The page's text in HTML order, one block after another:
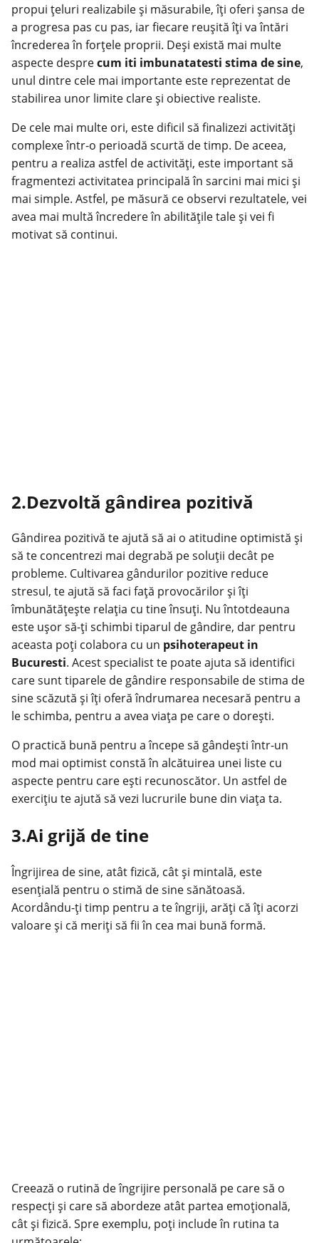
propui țeluri realizabile și măsurabile, îți oferi șansa de
a progresa pas cu pas, iar fiecare reușită îți va întări
încrederea în forțele proprii. Deși există mai multe
aspecte desprecum iti imbunatatesti stima de sine,
unul dintre cele mai importante este reprezentat de
stabilirea unor limite clare și obiective realiste.
De cele mai multe ori, este dificil să finalizezi activități
complexe într-o perioadă scurtă de timp. De aceea,
pentru a realiza astfel de activități, este important să
fragmentezi activitatea principală în sarcini mai mici și
mai simple. Astfel, pe măsură ce observi rezultatele, vei
avea mai multă încredere în abilitățile tale și vei fi
motivat să continui.
2.Dezvoltă gândirea pozitivă
Gândirea pozitivă te ajută să ai o atitudine optimistă și
să te concentrezi mai degrabă pe soluții decât pe
probleme. Cultivarea gândurilor pozitive reduce
stresul, te ajută să faci față provocărilor și îți
îmbunătățește relația cu tine însuți. Nu întotdeauna
este ușor să-ți schimbi tiparul de gândire, dar pentru
aceasta poți colabora cu un psihoterapeut in
Bucuresti. Acest specialist te poate ajuta să identifici
care sunt tiparele de gândire responsabile de stima de
sine scăzută și îți oferă îndrumarea necesară pentru a
le schimba, pentru a avea viața pe care o dorești.
O practică bună pentru a începe să gândești într-un
mod mai optimist constă în alcătuirea unei liste cu
aspecte pentru care ești recunoscător. Un astfel de
exercițiu te ajută să vezi lucrurile bune din viața ta.
3.Ai grijă de tine
Îngrijirea de sine, atât fizică, cât și mintală, este
esențială pentru o stimă de sine sănătoasă.
Acordându-ți timp pentru a te îngriji, arăți că îți acorzi
valoare și că meriți să fii în cea mai bună formă.
Creează o rutină de îngrijire personală pe care să o
respecți și care să abordeze atât partea emoțională,
cât și fizică. Spre exemplu, poți include în rutina ta